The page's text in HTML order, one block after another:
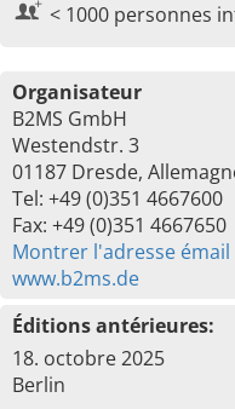
< 1000 personnes
Organisateur
B2MS GmbH
Westendstr. 3
01187 Dresde,
Tel: +49 (0)351 4667600
Fax: +49 (0)351 4667650
Montrer l'adresse émail
www.b2ms.de
Éditions antérieures:
18. octobre 2025
Berlin